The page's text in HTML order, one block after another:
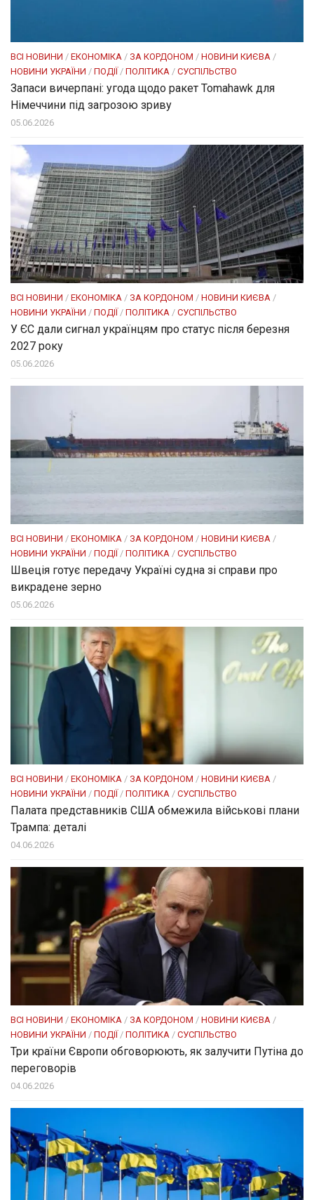
ВСІ НОВИНИ / ЕКОНОМІКА / ЗА КОРДОНОМ / НОВИНИ КИЄВА /
НОВИНИ УКРАЇНИ / ПОДІЇ/ ПОЛІТИКА / СУСПІЛЬСТВО
Запаси вичерпані: угода щодо ракет Tomahawk для
Німеччини під загрозою зриву
05.06.2026
ВСІ НОВИНИ / ЕКОНОМІКА / ЗА КОРДОНОМ / НОВИНИ КИЄВА /
НОВИНИ УКРАЇНИ / ПОДІЇ/ ПОЛІТИКА / СУСПІЛЬСТВО
У ЄС дали сигнал українцям про статус після березня
2027 року
05.06.2026
ВСІ НОВИНИ / ЕКОНОМІКА / ЗА КОРДОНОМ / НОВИНИ КИЄВА /
НОВИНИ УКРАЇНИ / ПОДІЇ/ ПОЛІТИКА / СУСПІЛЬСТВО
Швеція готує передачу Україні судна зі справи про
викрадене зерно
05.06.2026
ВСІ НОВИНИ / ЕКОНОМІКА / ЗА КОРДОНОМ / НОВИНИ КИЄВА /
НОВИНИ УКРАЇНИ / ПОДІЇ / ПОЛІТИКА / СУСПІЛЬСТВО
Палата представників США обмежила військові плани
Трампа: деталі
04.06.2026
ВСІ НОВИНИ / ЕКОНОМІКА / ЗА КОРДОНОМ / НОВИНИ КИЄВА /
НОВИНИ УКРАЇНИ / ПОДІЇ / ПОЛІТИКА / СУСПІЛЬСТВО
Три країни Європи обговорюють, як залучити Путіна до
переговорів
04.06.2026